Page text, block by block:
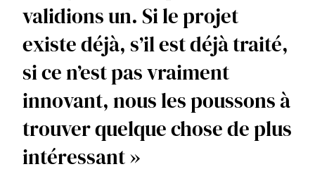
validions un. Si le projet
existe déjà, s’il est déjà traité,
si ce n’est pas vraiment
innovant, nous les poussons à
trouver quelque chose de plus
intéressant »